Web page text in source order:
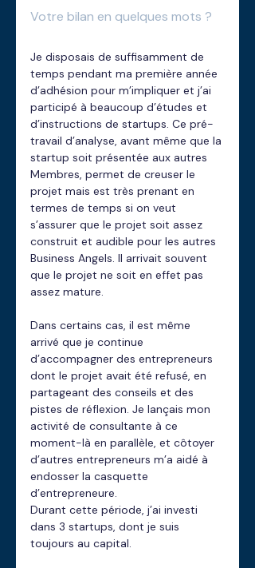
Votre bilan en quelques mots ?
Je disposais de suffisamment de
temps pendant ma première année
d’adhésion pour m’impliquer et j’ai
participé à beaucoup d’études et
d’instructions de startups. Ce pré-
travail d’analyse, avant même que la
startup soit présentée aux autres
Membres, permet de creuser le
projet mais est très prenant en
termes de temps si on veut
s’assurer que le projet soit assez
construit et audible pour les autres
Business Angels. Il arrivait souvent
que le projet ne soit en effet pas
assez mature.
Dans certains cas, il est même
arrivé que je continue
d’accompagner des entrepreneurs
dont le projet avait été refusé, en
partageant des conseils et des
pistes de réflexion. Je lançais mon
activité de consultante à ce
moment-là en parallèle, et côtoyer
d’autres entrepreneurs m’a aidé à
endosser la casquette
d’entrepreneure.
Durant cette période, j’ai investi
dans 3 startups, dont je suis
toujours au capital.